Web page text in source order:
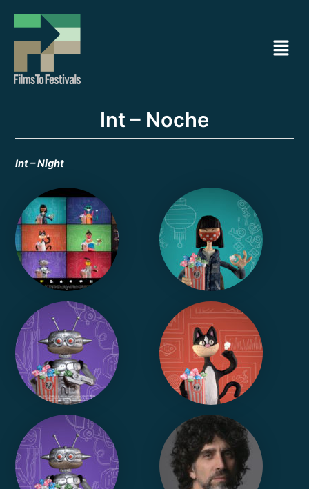
contenido
Menú
Int – Noche
Int – Night
de
entradas